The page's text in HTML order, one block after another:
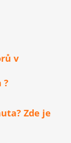
v
?
Zde je